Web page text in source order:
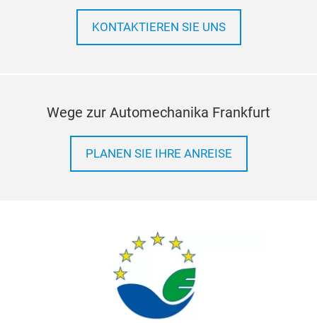
KONTAKTIEREN SIE UNS
Wege zur Automechanika Frankfurt
PLANEN SIE IHRE ANREISE